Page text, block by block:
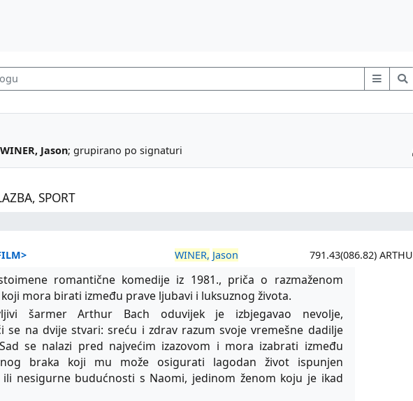
WINER, Jason; grupirano po signaturi
SPORT
WINER, Jason 791.43(086.82) ARTHU
romantične komedije iz 1981., priča o razmaženom
mora birati između prave ljubavi i luksuznog života.
šarmer Arthur Bach oduvijek je izbjegavao nevolje,
se na dvije stvari: sreću i zdrav razum svoje vremešne dadilje
se nalazi pred najvećim izazovom i mora izabrati između
braka koji mu može osigurati lagodan život ispunjen
ili nesigurne budućnosti s Naomi, jedinom ženom koju je ikad